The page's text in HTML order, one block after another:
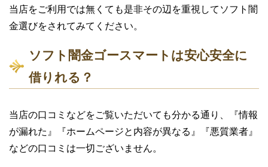
当店をご利用では無くても是非その辺を重視してソフト闇
金選びをされてみてください。
ソフト闇金ゴースマートは安心安全に
借りれる？
当店の口コミなどをご覧いただいても分かる通り、『情報
が漏れた』『ホームページと内容が異なる』『悪質業者』
などの口コミは一切ございません。